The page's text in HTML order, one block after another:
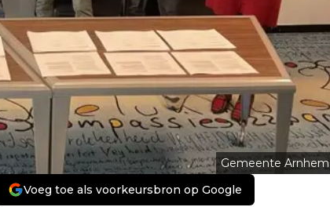
Gemeente Arnhem
Voeg toe als voorkeursbron op Google